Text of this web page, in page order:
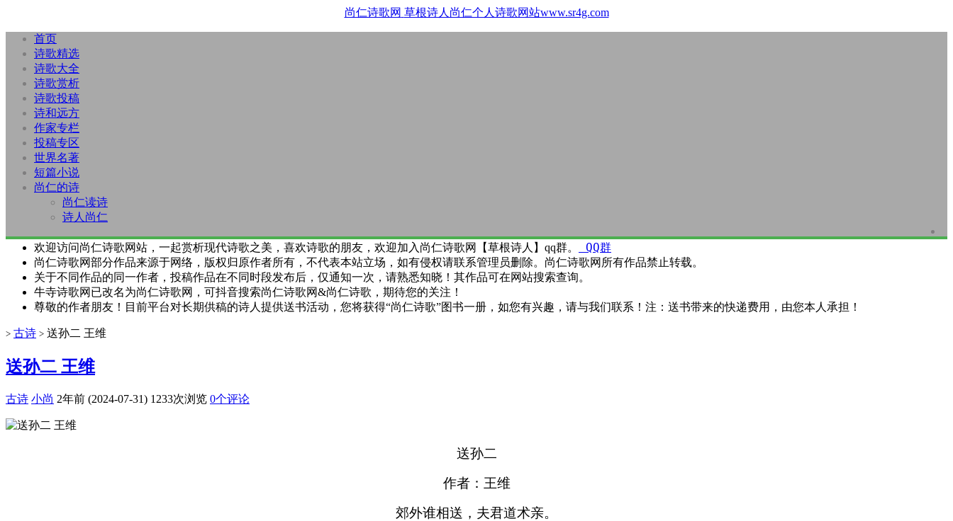
尚仁诗歌网 草根诗人尚仁个人诗歌网站www.sr4g.com
首页
诗歌精选
诗歌大全
诗歌赏析
诗歌投稿
诗和远方
作家专栏
投稿专区
世界名著
短篇小说
尚仁的诗
尚仁读诗
诗人尚仁
欢迎访问尚仁诗歌网站，一起赏析现代诗歌之美，喜欢诗歌的朋友，欢迎加入尚仁诗歌网【草根诗人】qq群。 QQ群
尚仁诗歌网部分作品来源于网络，版权归原作者所有，不代表本站立场，如有侵权请联系管理员删除。尚仁诗歌网所有作品禁止转载。
关于不同作品的同一作者，投稿作品在不同时段发布后，仅通知一次，请熟悉知晓！其作品可在网站搜索查询。
牛寺诗歌网已改名为尚仁诗歌网，可抖音搜索尚仁诗歌网&尚仁诗歌，期待您的关注！
尊敬的作者朋友！目前平台对长期供稿的诗人提供送书活动，您将获得“尚仁诗歌”图书一册，如您有兴趣，请与我们联系！注：送书带来的快递费用，由您本人承担！
> 古诗 > 送孙二 王维
送孙二 王维
古诗 小尚 2年前 (2024-07-31) 1233次浏览 0个评论
送孙二
作者：王维
郊外谁相送，夫君道术亲。